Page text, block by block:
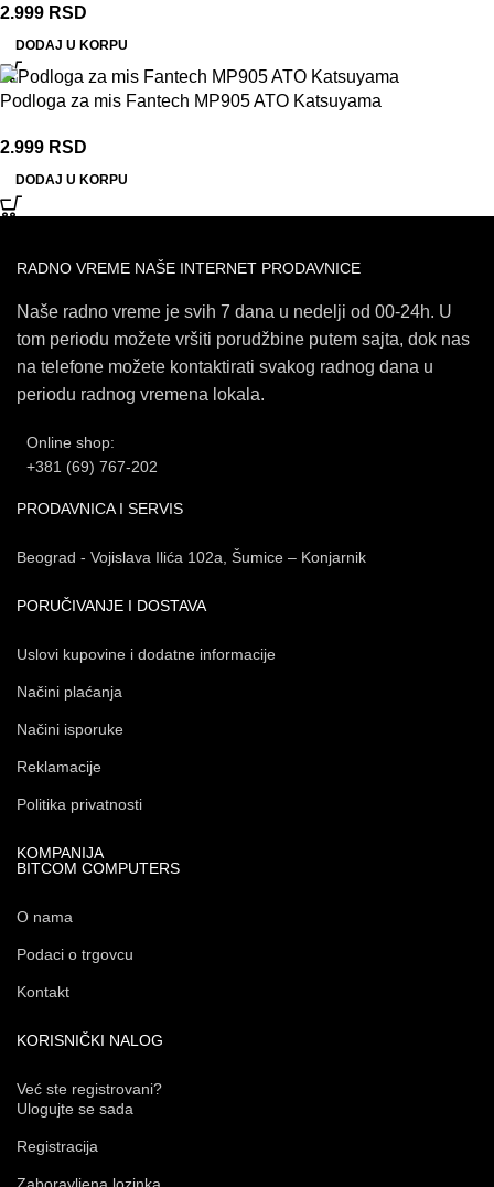
2.999 RSD
DODAJ U KORPU
Podloga za mis Fantech MP905 ATO Katsuyama
2.999 RSD
DODAJ U KORPU
RADNO VREME NAŠE INTERNET PRODAVNICE
Naše radno vreme je svih 7 dana u nedelji od 00-24h. U
tom periodu možete vršiti porudžbine putem sajta, dok nas
na telefone možete kontaktirati svakog radnog dana u
periodu radnog vremena lokala.
Online shop:
+381 (69) 767-202
PRODAVNICA I SERVIS
Beograd - Vojislava Ilića 102a, Šumice – Konjarnik
PORUČIVANJE I DOSTAVA
Uslovi kupovine i dodatne informacije
Načini plaćanja
Načini isporuke
Reklamacije
Politika privatnosti
KOMPANIJA
BITCOM COMPUTERS
O nama
Podaci o trgovcu
Kontakt
KORISNIČKI NALOG
Već ste registrovani?
Ulogujte se sada
Registracija